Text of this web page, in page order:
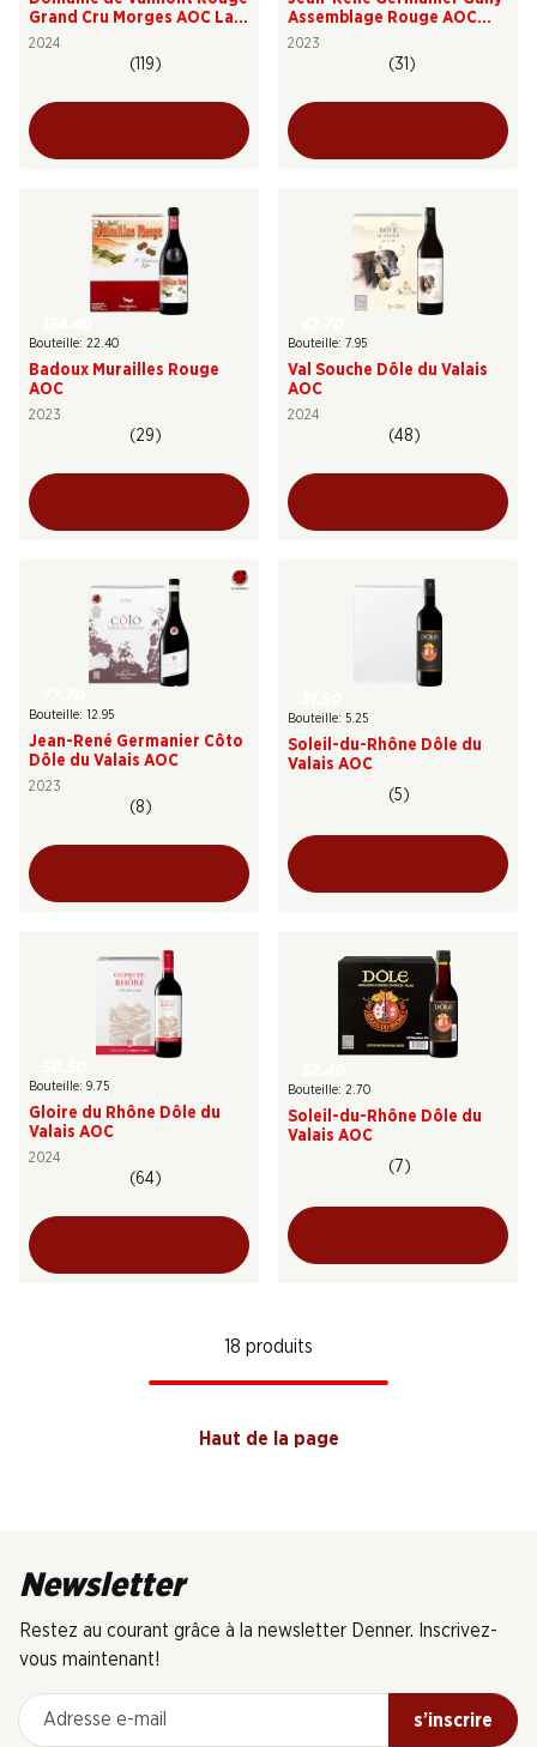
Grand Cru Morges AOC La
Côte
2024
(119)
Assemblage Rouge AOC
Valais
2023
(31)
Bouteille: 22.40
Badoux Murailles Rouge
AOC
2023
(29)
Bouteille: 7.95
Val Souche Dôle du Valais
AOC
2024
(48)
Bouteille: 12.95
Jean-René Germanier Côto
Dôle du Valais AOC
2023
(8)
Bouteille: 5.25
Soleil-du-Rhône Dôle du
Valais AOC
(5)
Bouteille: 9.75
Gloire du Rhône Dôle du
Valais AOC
2024
(64)
Bouteille: 2.70
Soleil-du-Rhône Dôle du
Valais AOC
(7)
18 produits
Haut de la page
Newsletter
Restez au courant grâce à la newsletter Denner. Inscrivez-
vous maintenant!
Adresse e-mail
s’inscrire